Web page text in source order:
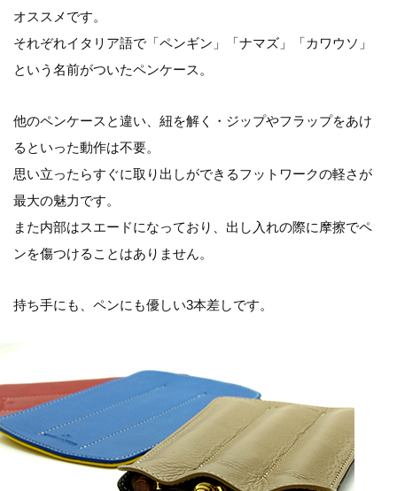
オススメです。
それぞれイタリア語で「ペンギン」「ナマズ」「カワウソ」
という名前がついたペンケース。
他のペンケースと違い、紐を解く・ジップやフラップをあけ
るといった動作は不要。
思い立ったらすぐに取り出しができるフットワークの軽さが
最大の魅力です。
また内部はスエードになっており、出し入れの際に摩擦でペ
ンを傷つけることはありません。
持ち手にも、ペンにも優しい3本差しです。